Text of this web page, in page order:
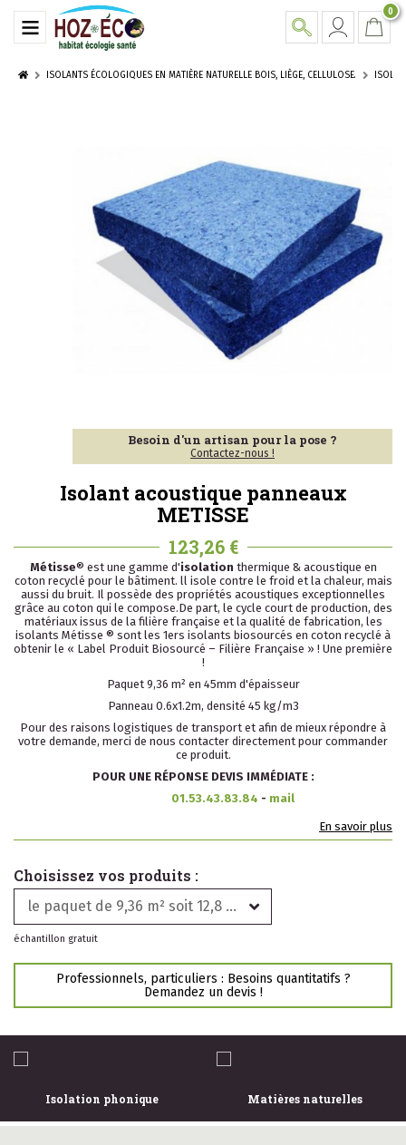
0
ISOLANTS ÉCOLOGIQUES EN MATIÈRE NATURELLE BOIS, LIÈGE, CELLULOSE.
Besoin d'un artisan pour la pose ?
Contactez-nous !
Isolant acoustique panneaux
METISSE
123,26 €
Métisse® est une gamme d'isolation thermique & acoustique en
coton recyclé pour le bâtiment. ll isole contre le froid et la chaleur, mais
aussi du bruit. Il possède des propriétés acoustiques exceptionnelles
grâce au coton qui le compose.De part, le cycle court de production, des
matériaux issus de la filière française et la qualité de fabrication, les
isolants Métisse ® sont les 1ers isolants biosourcés en coton recyclé à
obtenir le « Label Produit Biosourcé – Filière Française » ! Une première
!
Paquet 9,36 m² en 45mm d'épaisseur
Panneau 0.6x1.2m, densité 45 kg/m3
Pour des raisons logistiques de transport et afin de mieux répondre à
votre demande, merci de nous contacter directement pour commander
ce produit.
POUR UNE RÉPONSE DEVIS IMMÉDIATE :
01.53.43.83.84 - mail
En savoir plus
Choisissez vos produits :
le paquet de 9,36 m² soit 12,8 € le m2
échantillon gratuit
Professionnels, particuliers : Besoins quantitatifs ?
Demandez un devis !
Isolation phonique Matières naturelles